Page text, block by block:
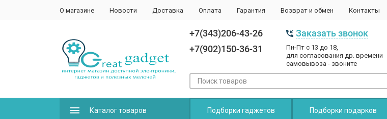
О магазине Новости Доставка Оплата Гарантия Возврат и обмен Контакты
+7(343)206-43-26
+7(902)150-36-31
Заказать звонок
Пн-Пт с 13 до 18,
для согласования др. времени
самовывоза - звоните
Каталог товаров Подборки гаджетов Подборки подарков